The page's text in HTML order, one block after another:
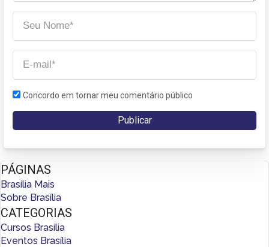
Concordo em tornar meu comentário público
PÁGINAS
Brasília Mais
Sobre Brasília
CATEGORIAS
Cursos Brasília
Eventos Brasília